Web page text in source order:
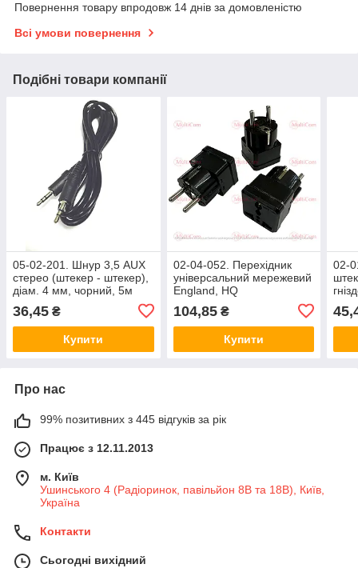
Повернення товару впродовж 14 днів за домовленістю
Всі умови повернення
Подібні товари компанії
05-02-201. Шнур 3,5 AUX
стерео (штекер - штекер),
діам. 4 мм, чорний, 5м
36,45 ₴
Купити
02-04-052. Перехідник
універсальний мережевий
England, HQ
104,85₴
Купити
02-
Про нас
99% позитивних з 445 відгуків за рік
Працює з 12.11.2013
м. Київ
Ушинського 4 (Радіоринок, павільйон 8В та 18В), Київ,
Україна
Контакти
Сьогодні вихідний